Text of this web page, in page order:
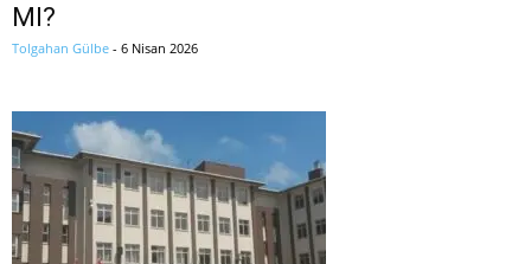
MI?
Tolgahan Gülbe - 6 Nisan 2026